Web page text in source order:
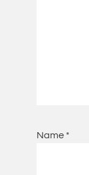
Name *